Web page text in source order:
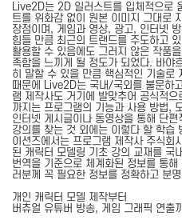
Live2D는 2D 일러스트를 입체적으로
트를 위화감 없이 원본 이미지 그대로
장점이며, 게임과 영상, 광고, 인터넷
힘들 만큼 최근의 트랜드를 주도하고
활용할 수 있음에도 그러지 않은 작품
족함을 느끼게 될 정도가 되었다. 바야
히 말할 수 있을 만큼 핵심적인 기술로
때문에 Live2D는 국내/국외를 불문하
램 제작사도 거기에 발맞추어 공식적
까지는 프로그램의 기능과 사용 방법,
인터넷 게시글이나 동영상을 통해 단
강의를 찾는 것 외에는 이렇다 할 학습
이션즈에서는 프로그램 제작사 주식
된 캐릭터 모델링 기초 강의 교재를 국
번역을 기준으로 체계화된 정보를 통
러분께 꼭 필요한 정보를 정확하고 분
개인 캐릭터 모델 제작부터
버츄얼 유튜버 방송, 게임 그래픽 연출